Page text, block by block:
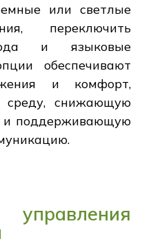
или светлые
переключить
и языковые
обеспечивают
и комфорт,
среду, снижающую
и поддерживающую